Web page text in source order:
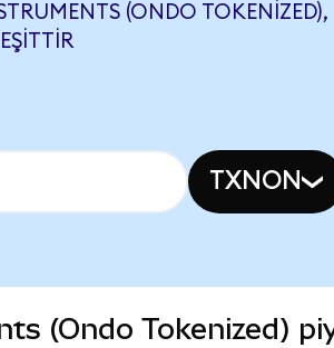
(ONDO TOKENIZED),
TXNON
(Ondo Tokenized)